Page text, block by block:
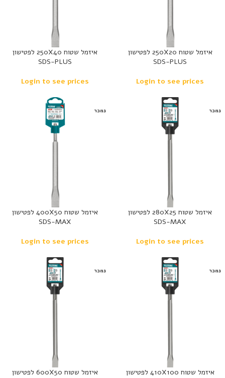
איזמל שטוח 250X20 לפטישון
SDS-PLUS
Login to see prices
איזמל שטוח 250X40 לפטישון
SDS-PLUS
Login to see prices
נמכר
איזמל שטוח 280X25 לפטישון
SDS-MAX
Login to see prices
נמכר
איזמל שטוח 400X50 לפטישון
SDS-MAX
Login to see prices
נמכר
איזמל שטוח 410X100 לפטישון
נמכר
איזמל שטוח 600X50 לפטישון